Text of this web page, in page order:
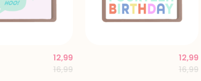
Price reduced from
16,99to
12,99
16,99
12,99